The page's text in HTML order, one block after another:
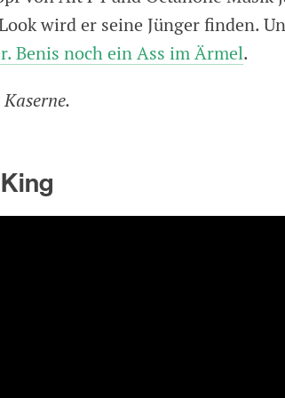
wird er seine Jünger finden.
Benis noch ein Ass im Ärmel.